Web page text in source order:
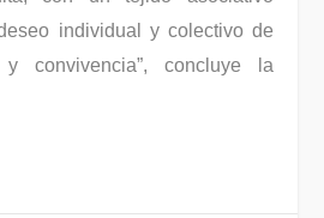
individual y colectivo de
y convivencia”, concluye la